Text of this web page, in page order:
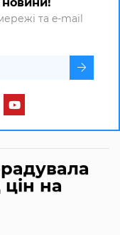
та e-mail
на